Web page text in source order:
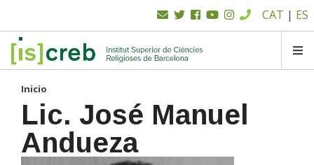
contenido
principal
superior
SK
CAT | ES
Inicio
Lic. José Manuel
Andueza